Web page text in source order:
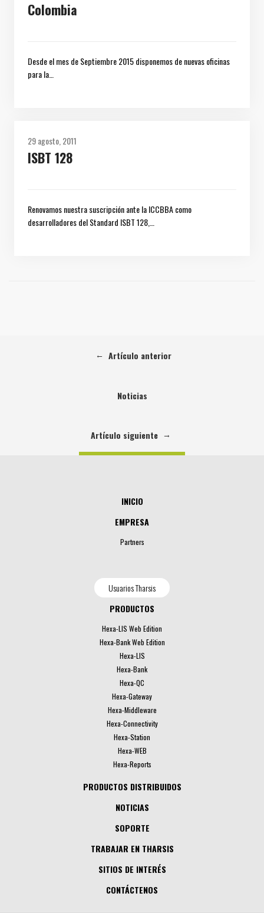
Colombia
Desde el mes de Septiembre 2015 disponemos de nuevas oficinas
para la…
29 agosto, 2011
ISBT 128
Renovamos nuestra suscripción ante la ICCBBA como
desarrolladores del Standard ISBT 128,…
← Artículo anterior
Noticias
Artículo siguiente →
INICIO
EMPRESA
Partners
Usuarios Tharsis
PRODUCTOS
Hexa-LIS Web Edition
Hexa-Bank Web Edition
Hexa-LIS
Hexa-Bank
Hexa-QC
Hexa-Gateway
Hexa-Middleware
Hexa-Connectivity
Hexa-Station
Hexa-WEB
Hexa-Reports
PRODUCTOS DISTRIBUIDOS
NOTICIAS
SOPORTE
TRABAJAR EN THARSIS
SITIOS DE INTERÉS
CONTÁCTENOS